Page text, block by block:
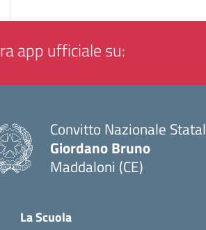
app ufficiale su:
Convitto Nazionale
Giordano Bruno
Maddaloni (CE)
La Scuola